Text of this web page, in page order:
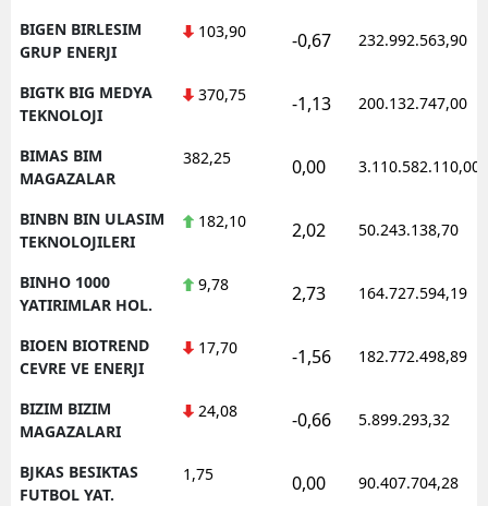
BIGEN BIRLESIM
GRUP ENERJI
103,90 -0,67 232.992.563,90
BIGTK BIG MEDYA
TEKNOLOJI
370,75 -1,13 200.132.747,00
BIMAS BIM
MAGAZALAR
382,25 0,00 3.110.582.110,00
BINBN BIN ULASIM
TEKNOLOJILERI
182,10 2,02 50.243.138,70
BINHO 1000
YATIRIMLAR HOL.
9,78 2,73 164.727.594,19
BIOEN BIOTREND
CEVRE VE ENERJI
17,70 -1,56 182.772.498,89
BIZIM BIZIM
MAGAZALARI
24,08 -0,66 5.899.293,32
BJKAS BESIKTAS
FUTBOL YAT.
1,75 0,00 90.407.704,28